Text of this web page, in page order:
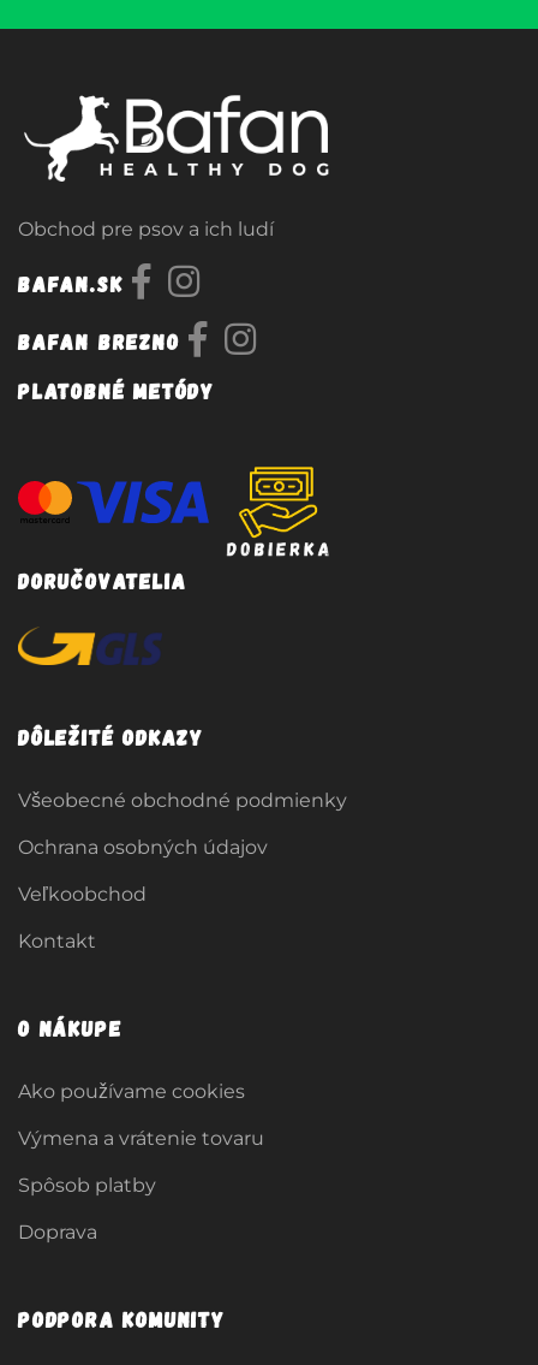
Obchod pre psov a ich ludí
Bafan.sk
Bafan Brezno
Platobné metódy
Doručovatelia
Dôležité odkazy
Všeobecné obchodné podmienky
Ochrana osobných údajov
Veľkoobchod
Kontakt
O nákupe
Ako používame cookies
Výmena a vrátenie tovaru
Spôsob platby
Doprava
Podpora komunity